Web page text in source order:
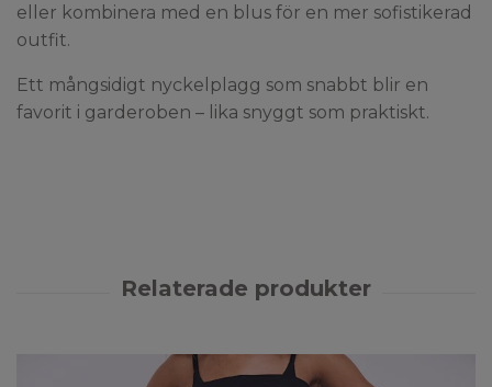
eller kombinera med en blus för en mer sofistikerad
outfit.
Ett mångsidigt nyckelplagg som snabbt blir en
favorit i garderoben – lika snyggt som praktiskt.